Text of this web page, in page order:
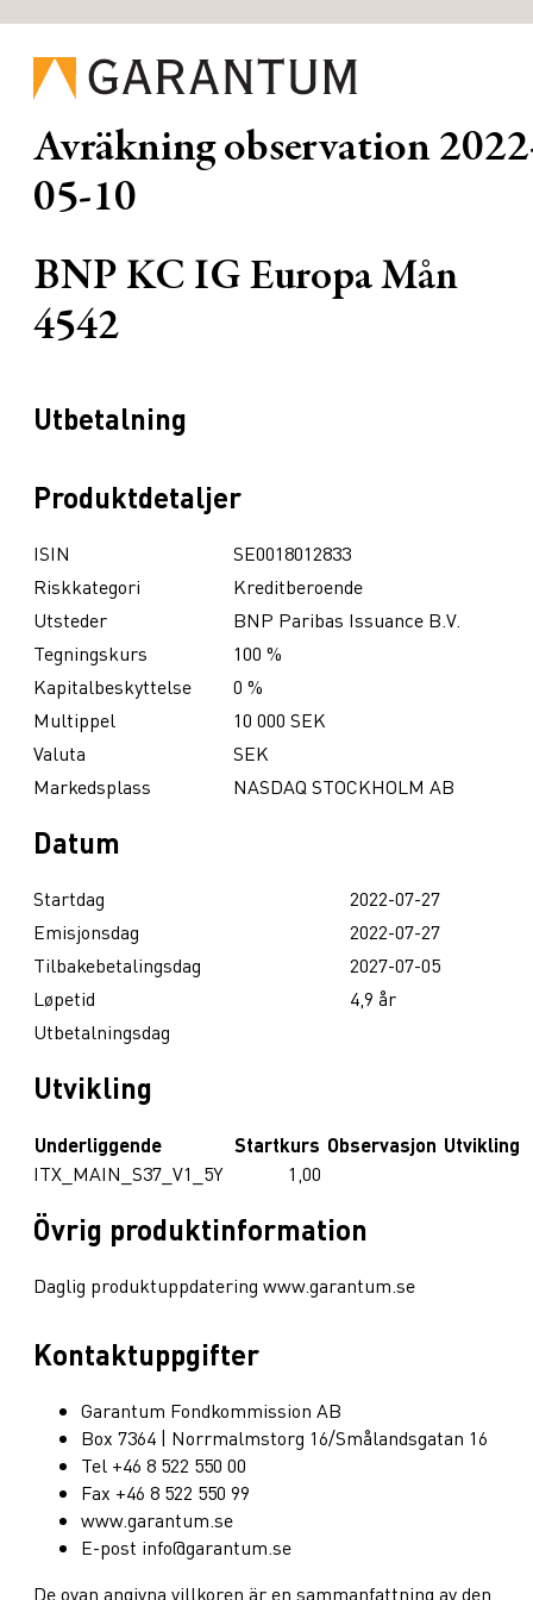
Avräkning observation
05-10
BNP KC IG Europa Mån
4542
Utbetalning
Produktdetaljer
ISIN
SE0018012833
Riskkategori
Kreditberoende
Utsteder
BNP Paribas Issuance B.V.
Tegningskurs
100 %
Kapitalbeskyttelse
0 %
Multippel
10 000 SEK
Valuta
SEK
Markedsplass
NASDAQ STOCKHOLM AB
Datum
Startdag
2022-07-27
Emisjonsdag
2022-07-27
Tilbakebetalingsdag
2027-07-05
Løpetid
4,9 år
Utbetalningsdag
Utvikling
Underliggende Startkurs Observasjon Utvikling
ITX_MAIN_S37_V1_5Y
1,00
Övrig produktinformation
Daglig produktuppdatering www.garantum.se
Kontaktuppgifter
Garantum Fondkommission AB
Box 7364 | Norrmalmstorg 16/Smålandsgatan 16
Tel +46 8 522 550 00
Fax +46 8 522 550 99
www.garantum.se
E-post info@garantum.se
De ovan angivna villkoren är en sammanfattning av den